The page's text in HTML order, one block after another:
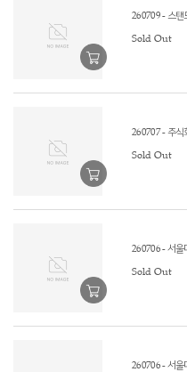
260709 - 스탠
Sold Out
260707 - 주식
Sold Out
260706 - 서울
Sold Out
260706 - 서울